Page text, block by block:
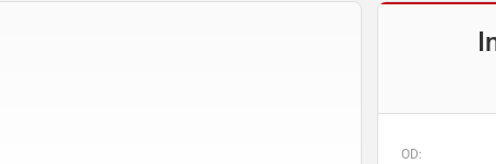
OD: